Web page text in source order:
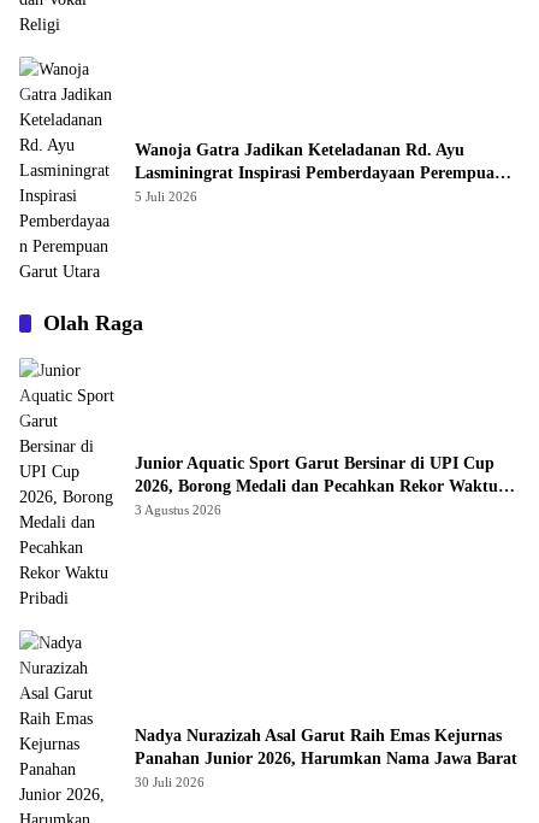
Wanoja Gatra Jadikan Keteladanan Rd. Ayu
Lasminingrat Inspirasi Pemberdayaan Perempuan
Garut Utara
5 Juli 2026
Olah Raga
Junior Aquatic Sport Garut Bersinar di UPI Cup
2026, Borong Medali dan Pecahkan Rekor Waktu
Pribadi
3 Agustus 2026
Nadya Nurazizah Asal Garut Raih Emas Kejurnas
Panahan Junior 2026, Harumkan Nama Jawa Barat
30 Juli 2026